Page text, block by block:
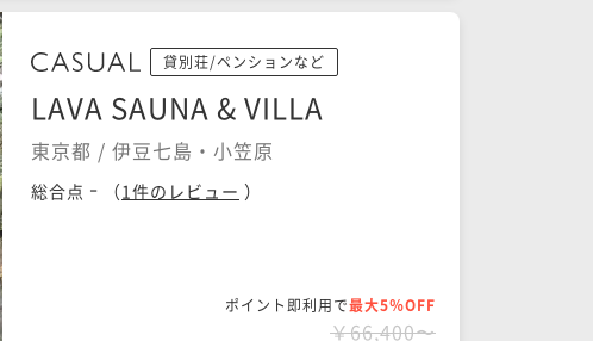
貸別荘/ペンションなど
LAVA SAUNA & VILLA
東京都 / 伊豆七島・小笠原
総合点 - （1件のレビュー ）
ポイント即利用で最大5％OFF
￥66,400〜